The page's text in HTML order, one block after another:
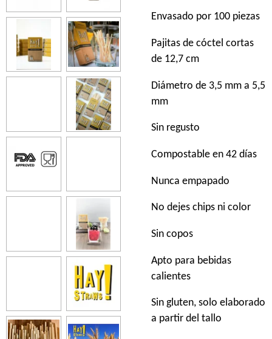
Envasado por 100 piezas
Pajitas de cóctel cortas
de 12,7 cm
Diámetro de 3,5 mm a 5,5
mm
Sin regusto
Compostable en 42 días
Nunca empapado
No dejes chips ni color
Sin copos
Apto para bebidas
calientes
Sin gluten, solo elaborado
a partir del tallo